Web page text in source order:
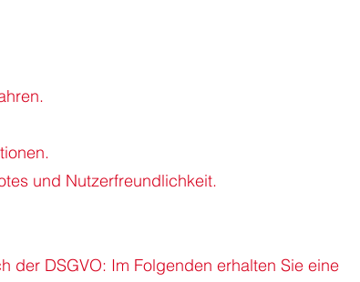
und Nutzerfreundlichkeit.
der DSGVO: Im Folgenden erhalten Sie eine